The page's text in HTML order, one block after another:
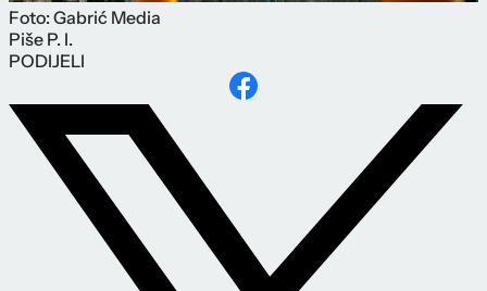
Foto: Gabrić Media
Piše P. I.
PODIJELI